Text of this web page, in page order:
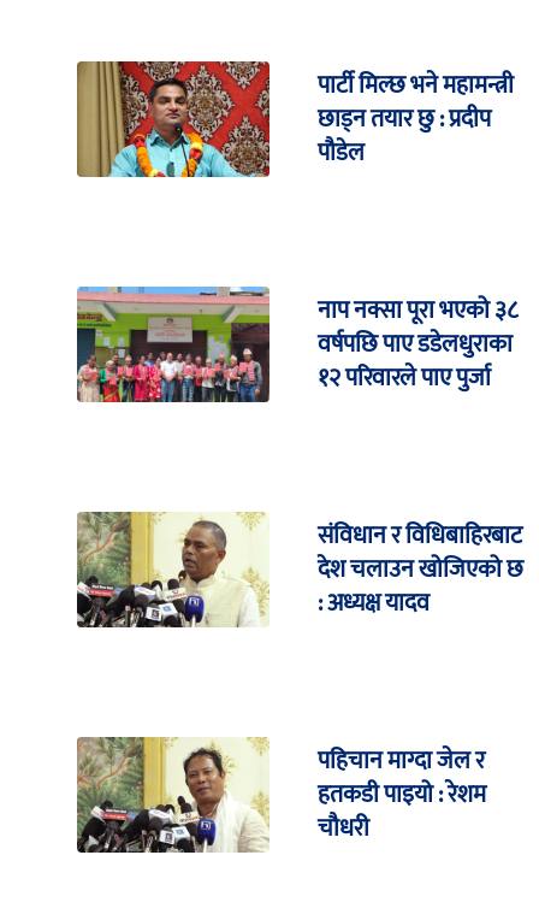
पार्टी मिल्छ भने महामन्त्री
छाड्न तयार छु : प्रदीप
पौडेल
नाप नक्सा पूरा भएको ३८
वर्षपछि पाए डडेलधुराका
१२ परिवारले पाए पुर्जा
संविधान र विधिबाहिरबाट
देश चलाउन खोजिएको छ
: अध्यक्ष यादव
पहिचान माग्दा जेल र
हतकडी पाइयो : रेशम
चौधरी